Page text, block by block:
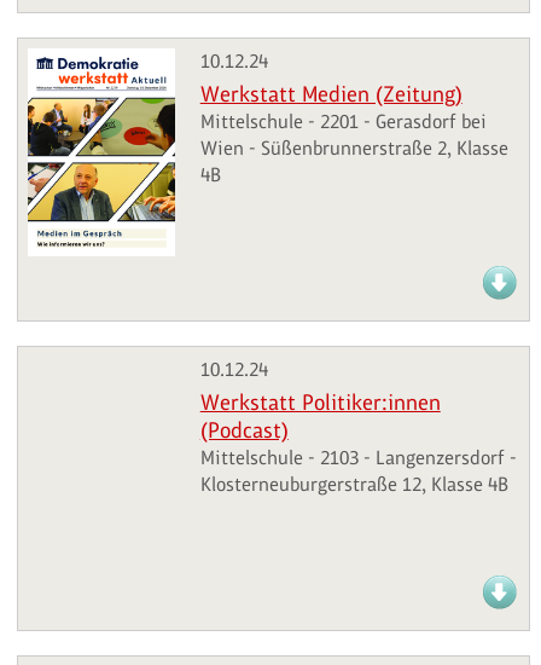
10.12.24
Werkstatt Medien (Zeitung)
Mittelschule - 2201 - Gerasdorf bei
Wien - Süßenbrunnerstraße 2, Klasse
4B
10.12.24
Werkstatt Politiker:innen
(Podcast)
Mittelschule - 2103 - Langenzersdorf -
Klosterneuburgerstraße 12, Klasse 4B